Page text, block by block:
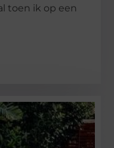
toen ik op een